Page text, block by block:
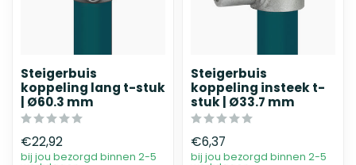
Steigerbuis
koppeling lang t-stuk
| Ø60.3 mm
€22,92
bij jou bezorgd binnen 2-5
Steigerbuis
koppeling insteek t-
stuk | Ø33.7 mm
€6,37
bij jou bezorgd binnen 2-5